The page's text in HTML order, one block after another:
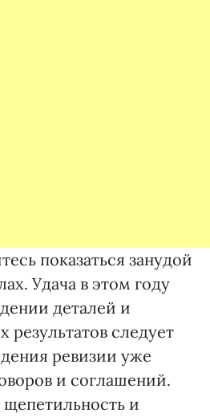
показаться занудой
Удача в этом году
деталей и
следует
ревизии уже
и соглашений.
и